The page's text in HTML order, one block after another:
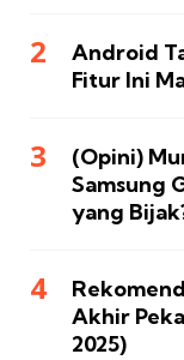
Android
Fitur Ini
(Opini)
Samsung
yang
Akhir
2025)